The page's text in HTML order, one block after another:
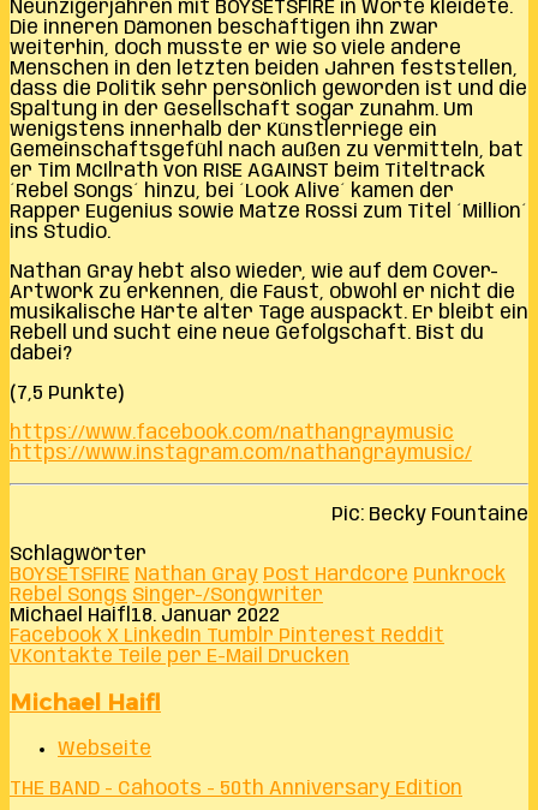
Neunzigerjahren mit BOYSETSFIRE in Worte kleidete.
Die inneren Dämonen beschäftigen ihn zwar
weiterhin, doch musste er wie so viele andere
Menschen in den letzten beiden Jahren feststellen,
dass die Politik sehr persönlich geworden ist und die
Spaltung in der Gesellschaft sogar zunahm. Um
wenigstens innerhalb der Künstlerriege ein
Gemeinschaftsgefühl nach außen zu vermitteln, bat
er Tim McIlrath von RISE AGAINST beim Titeltrack
´Rebel Songs´ hinzu, bei ´Look Alive´ kamen der
Rapper Eugenius sowie Matze Rossi zum Titel ´Million´
ins Studio.
Nathan Gray hebt also wieder, wie auf dem Cover-
Artwork zu erkennen, die Faust, obwohl er nicht die
musikalische Härte alter Tage auspackt. Er bleibt ein
Rebell und sucht eine neue Gefolgschaft. Bist du
dabei?
(7,5 Punkte)
https://www.facebook.com/nathangraymusic
https://www.instagram.com/nathangraymusic/
Pic: Becky Fountaine
Schlagwörter
BOYSETSFIRE Nathan Gray Post Hardcore Punkrock
Rebel Songs Singer-/Songwriter
Michael Haifl 18. Januar 2022
Facebook X LinkedIn Tumblr Pinterest Reddit
VKontakte Teile per E-Mail Drucken
Michael Haifl
Webseite
THE BAND - Cahoots - 50th Anniversary Edition